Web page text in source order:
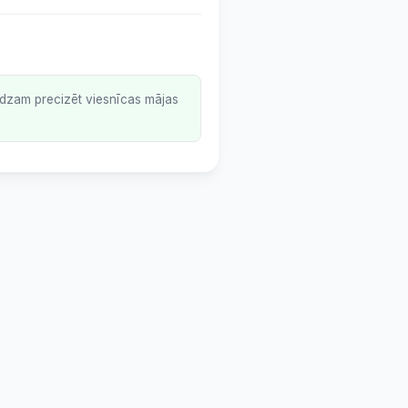
precizēt viesnīcas mājas